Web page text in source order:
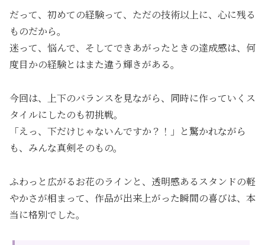
だって、初めての経験って、ただの技術以上に、心に残る
ものだから。
迷って、悩んで、そしてできあがったときの達成感は、何
度目かの経験とはまた違う輝きがある。
今回は、上下のバランスを見ながら、同時に作っていくス
タイルにしたのも初挑戦。
「えっ、下だけじゃないんですか？！」と驚かれながら
も、みんな真剣そのもの。
ふわっと広がるお花のラインと、透明感あるスタンドの軽
やかさが相まって、作品が出来上がった瞬間の喜びは、本
当に格別でした。